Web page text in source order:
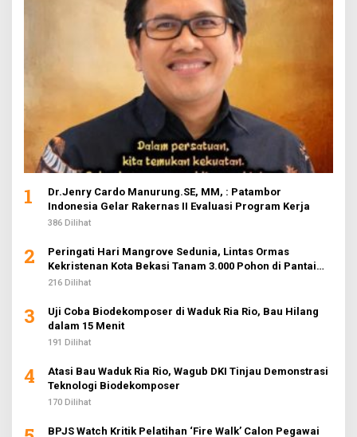
1
Dr.Jenry Cardo Manurung.SE, MM, : Patambor
Indonesia Gelar Rakernas II Evaluasi Program Kerja
386 Dilihat
2
Peringati Hari Mangrove Sedunia, Lintas Ormas
Kekristenan Kota Bekasi Tanam 3.000 Pohon di Pantai
Sederhana
216 Dilihat
3
Uji Coba Biodekomposer di Waduk Ria Rio, Bau Hilang
dalam 15 Menit
191 Dilihat
4
Atasi Bau Waduk Ria Rio, Wagub DKI Tinjau Demonstrasi
Teknologi Biodekomposer
170 Dilihat
BPJS Watch Kritik Pelatihan ‘Fire Walk’ Calon Pegawai